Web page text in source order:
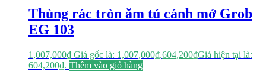
Thùng rác tròn ăm tủ cánh mở Grob
EG 103
1,007,000₫ Giá gốc là: 1,007,000₫.604,200₫Giá hiện tại là:
604,200₫. Thêm vào giỏ hàng